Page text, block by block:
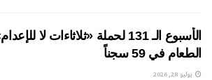
الأسبوع الـ 131 لحملة «ثلاثاءات
الطعام في 59 سجناً
يوليو 28, 2026